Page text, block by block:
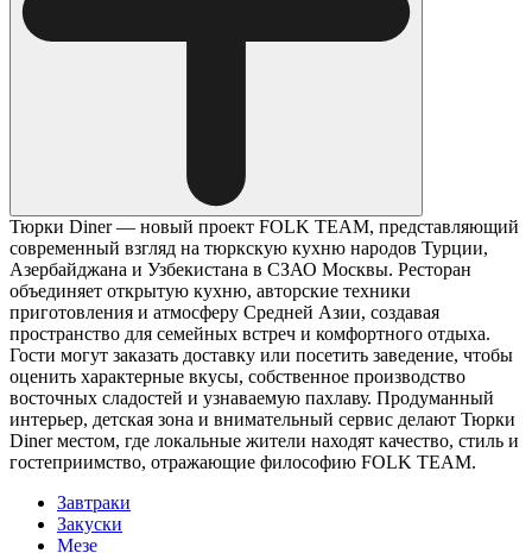
Тюрки Diner — новый проект FOLK TEAM, представляющий
современный взгляд на тюркскую кухню народов Турции,
Азербайджана и Узбекистана в СЗАО Москвы. Ресторан
объединяет открытую кухню, авторские техники
приготовления и атмосферу Средней Азии, создавая
пространство для семейных встреч и комфортного отдыха.
Гости могут заказать доставку или посетить заведение, чтобы
оценить характерные вкусы, собственное производство
восточных сладостей и узнаваемую пахлаву. Продуманный
интерьер, детская зона и внимательный сервис делают Тюрки
Diner местом, где локальные жители находят качество, стиль и
гостеприимство, отражающие философию FOLK TEAM.
Завтраки
Закуски
Мезе